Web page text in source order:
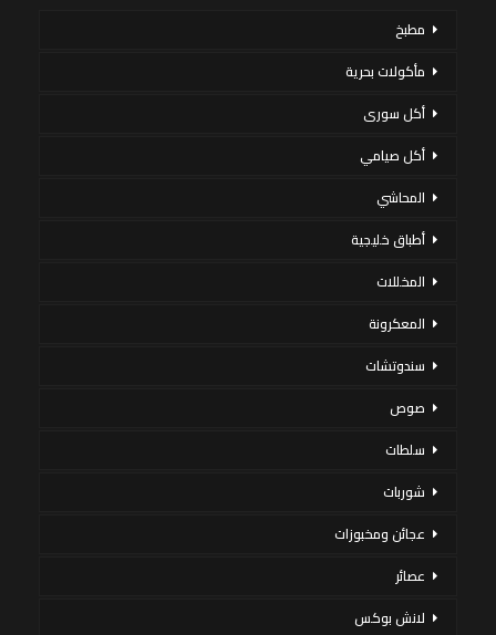
مطبخ
مأكولات بحرية
أكل سورى
أكل صيامي
المحاشي
أطباق خليجية
المخللات
المعكرونة
سندوتشات
صوص
سلطات
شوربات
عجائن ومخبوزات
عصائر
لانش بوكس